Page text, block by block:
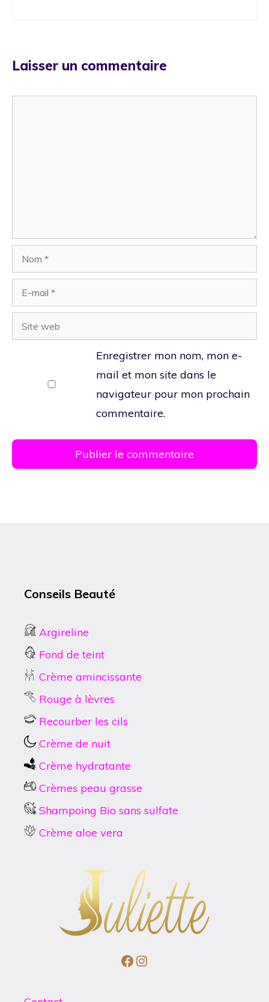
Laisser un commentaire
Nom
mail
Site
web
Enregistrer mon nom, mon e-
mail et mon site dans le
navigateur pour mon prochain
commentaire.
Conseils Beauté
Argireline
Fond de teint
Crème amincissante
Rouge à lèvres
Recourber les cils
Crème de nuit
Crème hydratante
Crèmes peau grasse
Shampoing Bio sans sulfate
Crème aloe vera
Facebook
Instagram